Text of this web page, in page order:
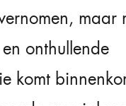
maar
onthullende
komt